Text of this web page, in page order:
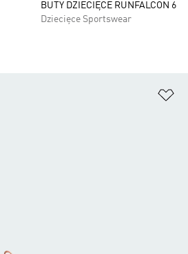
BUTY DZIECIĘCE RUNFALCON 6
Dziecięce Sportswear